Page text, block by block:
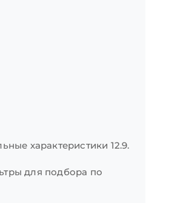
характеристики 12.9.
для подбора по